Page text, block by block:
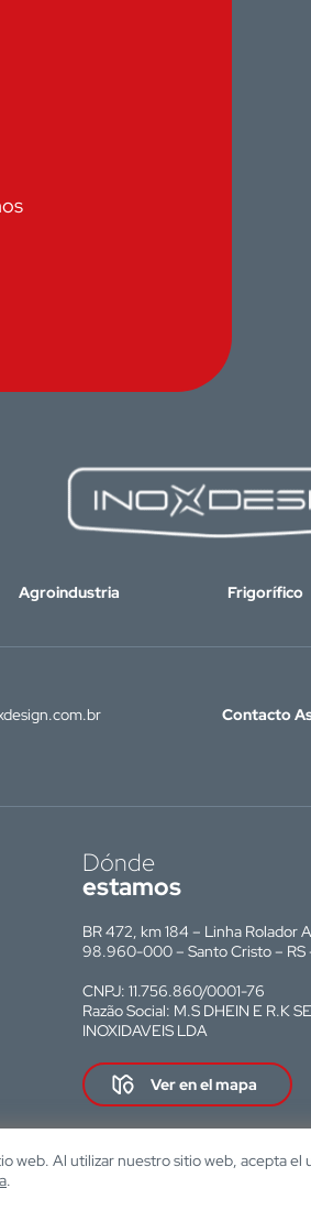
Agroindustria Frigorífico
Contacto
Dónde
estamos
BR 472, km 184 – Linha Rolador
98.960-000 – Santo Cristo – RS
CNPJ: 11.756.860/0001-76
Razão Social: M.S DHEIN E R.K
INOXIDAVEIS LDA
Ver en el mapa
web. Al utilizar nuestro sitio web, acepta el
.